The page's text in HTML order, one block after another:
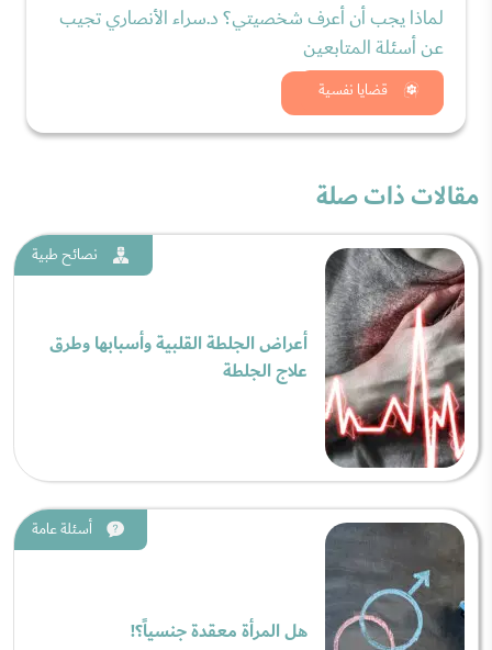
قضايا نفسية
لماذا يجب أن أعرف شخصيتي؟ د.سراء الأنصاري تجيب
عن أسئلة المتابعين
شاهد الان
مقالات ذات صلة
نصائح طبية
أعراض الجلطة القلبية وأسبابها وطرق
علاج الجلطة
أسئلة عامة
هل المرأة معقدة جنسياً؟!